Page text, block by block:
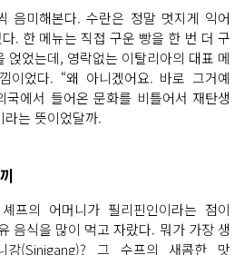
음미해본다. 수란은 정말 멋지게 익어
. 한 메뉴는 직접 구운 빵을 한 번 더 구
얹었는데, 영락없는 이탈리아의 대표 메
이었다. “왜 아니겠어요. 바로 그거예
국에서 들어온 문화를 비틀어서 재탄생
는 뜻이었달까.
프의 어머니가 필리핀인이라는 점이
음식을 많이 먹고 자랐다. 뭐가 가장 생
강(Sinigang)? 그 수프의 새콤한 맛